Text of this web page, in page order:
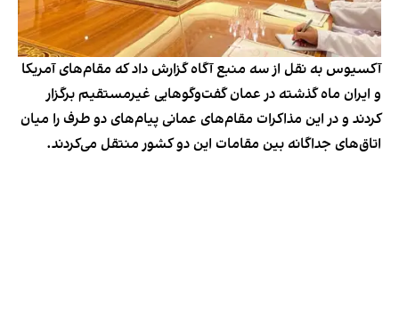
آکسیوس به نقل از سه منبع آگاه گزارش داد که مقام‌های آمریکا
و ایران ماه گذشته در عمان گفت‌وگوهایی غیرمستقیم برگزار
کردند و در این مذاکرات مقام‌های عمانی پیام‌های دو طرف را میان
اتاق‌های جداگانه‌ بین مقامات این دو کشور منتقل می‌کردند.